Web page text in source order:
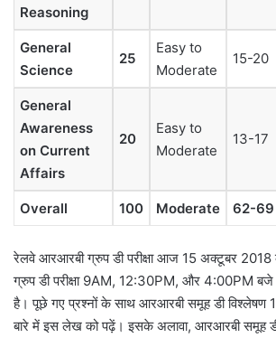
Reasoning
General
Science
25
Easy to
Moderate
15-20
General
Awareness
on Current
Affairs
20
Easy to
Moderate
13-17
Overall 100 Moderate 62-69
रेलवे आरआरबी ग्रुप डी परीक्षा आज 15 अक्टूबर 2018
ग्रुप डी परीक्षा 9AM, 12:30PM, और 4:00PM बजे से
है। पूछे गए प्रश्नों के साथ आरआरबी समूह डी
बारे में इस लेख को पढ़ें। इसके अलावा, आरआरबी समूह